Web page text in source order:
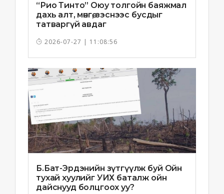
“Рио Тинто” Оюу толгойн баяжмал
дахь алт, мөнгө, зэснээс бусдыг
татваргүй авдаг
2026-07-27 | 11:08:56
Б.Бат-Эрдэнийн зүтгүүлж буй Ойн
тухай хуулийг УИХ баталж ойн
дайснууд болцгоох уу?